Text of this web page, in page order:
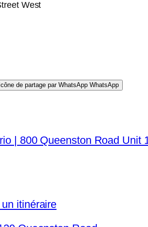
West
WhatsApp
| 800 Queenston Road Unit
itinéraire